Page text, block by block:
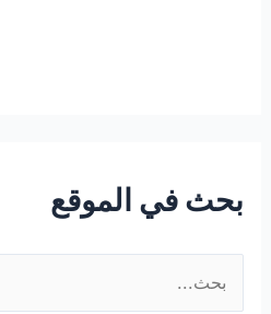
بحث في الموقع